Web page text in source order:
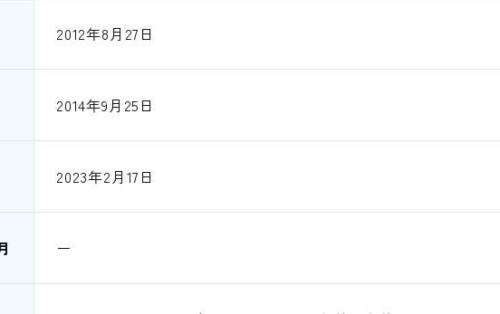
2012年8月27日
2014年9月25日
2023年2月17日
ー